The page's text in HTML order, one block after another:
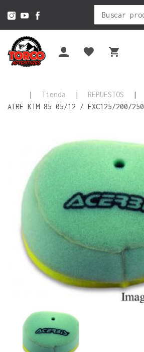
Buscar
por:
| Tienda | REPUESTOS |
AIRE KTM 85 05/12 / EXC125/200/250